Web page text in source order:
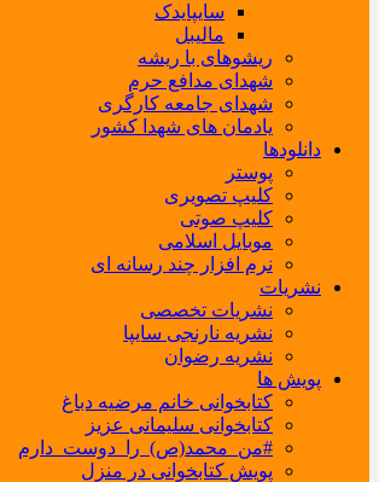
سایپایدک
مالیبل
ریشوهای با ریشه
شهدای مدافع حرم
شهدای جامعه کارگری
یادمان های شهدا کشور
دانلودها
پوستر
کلیپ تصویری
کلیپ صوتی
موبایل اسلامی
نرم افزار چند رسانه ای
نشریات
نشریات تخصصی
نشریه نارنجی سایپا
نشریه رضوان
پویش ها
کتابخوانی خانم مرضیه دباغ
کتابخوانی سلیمانی عزیز
#من_محمد(ص)_را_دوست_دارم
پویش کتابخوانی در منزل